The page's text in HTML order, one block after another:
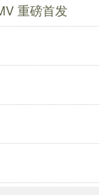
重磅首发